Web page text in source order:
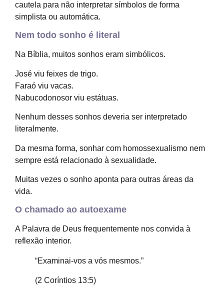
cautela para não interpretar símbolos de forma
simplista ou automática.
Nem todo sonho é literal
Na Bíblia, muitos sonhos eram simbólicos.
José viu feixes de trigo.
Faraó viu vacas.
Nabucodonosor viu estátuas.
Nenhum desses sonhos deveria ser interpretado
literalmente.
Da mesma forma, sonhar com homossexualismo nem
sempre está relacionado à sexualidade.
Muitas vezes o sonho aponta para outras áreas da
vida.
O chamado ao autoexame
A Palavra de Deus frequentemente nos convida à
reflexão interior.
“Examinai-vos a vós mesmos.”
(2 Coríntios 13:5)